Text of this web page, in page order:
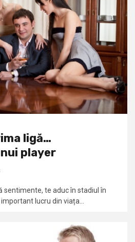
ligă…
player
sentimente, te aduc în stadiul în
lucru din viața...